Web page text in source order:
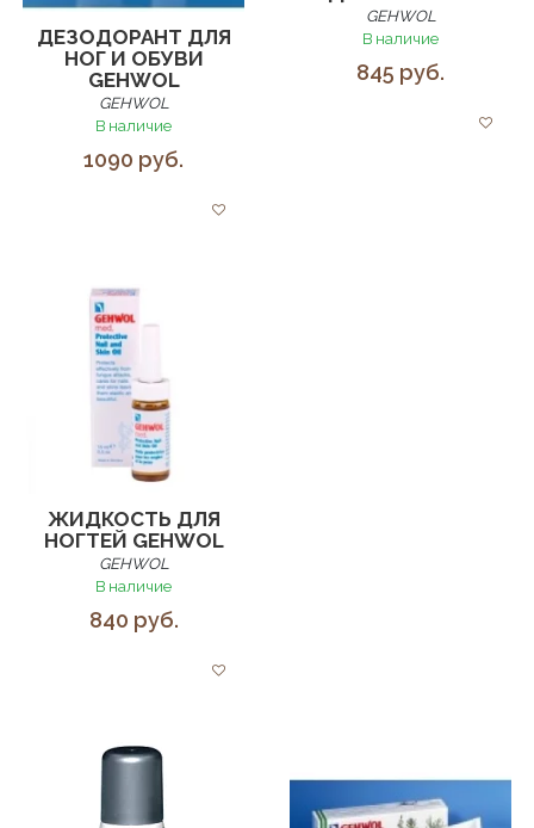
ДЕЗОДОРАНТ ДЛЯ
НОГ И ОБУВИ
GEHWOL
GEHWOL
В наличие
1090 руб.
GEHWOL
В наличие
845 руб.
ЖИДКОСТЬ ДЛЯ
НОГТЕЙ GEHWOL
GEHWOL
В наличие
840 руб.